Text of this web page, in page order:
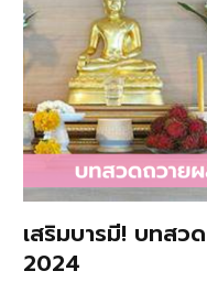
เสริมบารมี! บทสว
2024